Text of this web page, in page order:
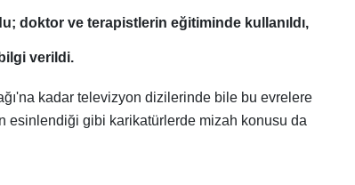
doktor ve terapistlerin eğitiminde kullanıldı,
verildi.
kadar televizyon dizilerinde bile bu evrelere
esinlendiği gibi karikatürlerde mizah konusu da